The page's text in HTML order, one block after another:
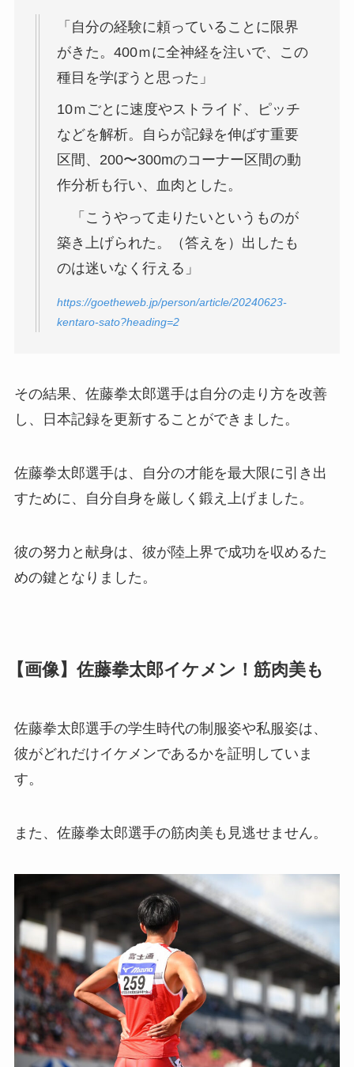
「自分の経験に頼っていることに限界
がきた。400ｍに全神経を注いで、この
種目を学ぼうと思った」
10ｍごとに速度やストライド、ピッチ
などを解析。自らが記録を伸ばす重要
区間、200〜300mのコーナー区間の動
作分析も行い、血肉とした。
「こうやって走りたいというものが
築き上げられた。（答えを）出したも
のは迷いなく行える」
https://goetheweb.jp/person/article/20240623-
kentaro-sato?heading=2
その結果、佐藤拳太郎選手は自分の走り方を改善
し、日本記録を更新することができました。
佐藤拳太郎選手は、自分の才能を最大限に引き出
すために、自分自身を厳しく鍛え上げました。
彼の努力と献身は、彼が陸上界で成功を収めるた
めの鍵となりました。
【画像】佐藤拳太郎イケメン！筋肉美も
佐藤拳太郎選手の学生時代の制服姿や私服姿は、
彼がどれだけイケメンであるかを証明していま
す。
また、佐藤拳太郎選手の筋肉美も見逃せません。